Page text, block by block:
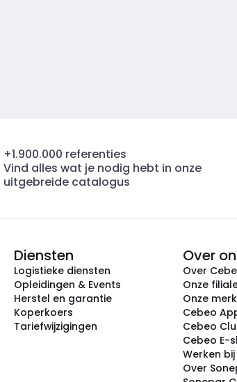
+1.900.000 referenties
Vind alles wat je nodig hebt in onze
uitgebreide catalogus
Diensten
Logistieke diensten
Opleidingen & Events
Herstel en garantie
Koperkoers
Tariefwijzigingen
Over
Over
Onze
Onze
Cebeo
Cebeo
Cebeo E-
Werken
Over